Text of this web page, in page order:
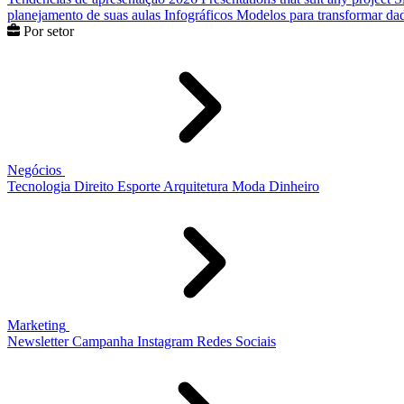
planejamento de suas aulas Infográficos Modelos para transformar
Por setor
Negócios
Tecnologia Direito Esporte Arquitetura Moda Dinheiro
Marketing
Newsletter Campanha Instagram Redes Sociais